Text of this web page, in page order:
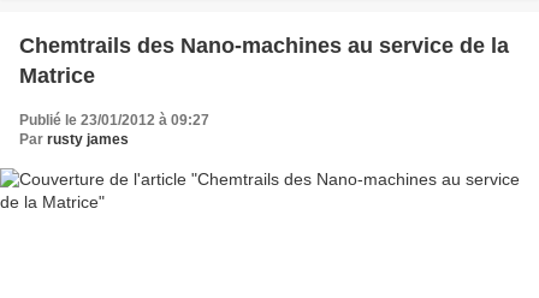
Chemtrails des Nano-machines au service de la
Matrice
Publié le 23/01/2012 à 09:27
Par rusty james